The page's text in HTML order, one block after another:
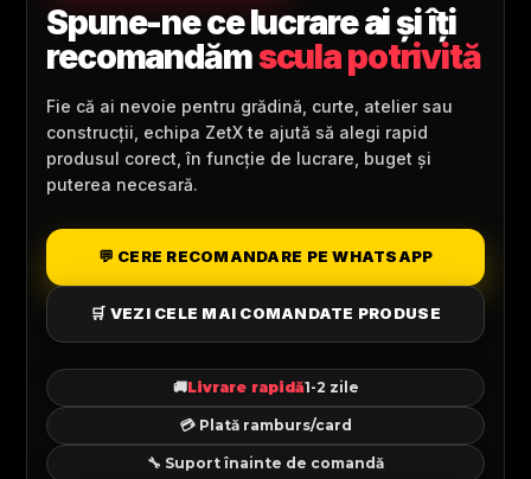
Spune-ne ce lucrare ai și îți
recomandămscula potrivită
Fie că ai nevoie pentru grădină, curte, atelier sau
construcții, echipa ZetX te ajută să alegi rapid
produsul corect, în funcție de lucrare, buget și
puterea necesară.
💬 CERE RECOMANDARE PE WHATSAPP
🛒 VEZI CELE MAI COMANDATE PRODUSE
🚚Livrare rapidă1-2 zile
💳 Plată ramburs/card
🔧 Suport înainte de comandă